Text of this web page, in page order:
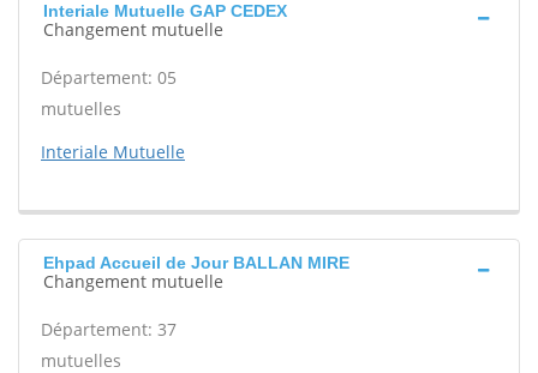
Interiale Mutuelle GAP CEDEX
Changement mutuelle
Département: 05
mutuelles
Interiale Mutuelle
Ehpad Accueil de Jour BALLAN MIRE
Changement mutuelle
Département: 37
mutuelles